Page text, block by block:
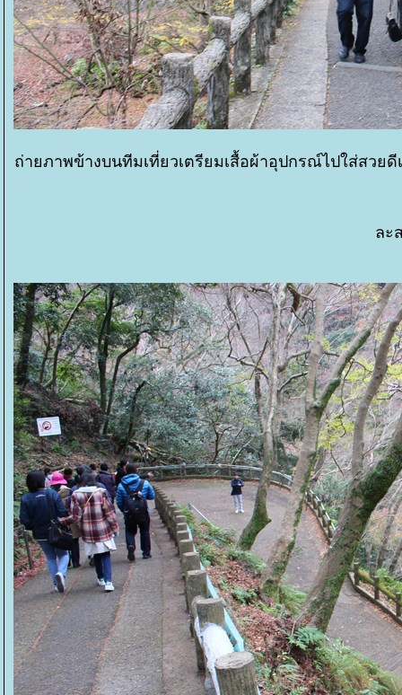
ถ่ายภาพข้างบนทีมเที่ยวเตรียมเสื้อผ้าอุปกรณ์ไปใส่สวย
ละ